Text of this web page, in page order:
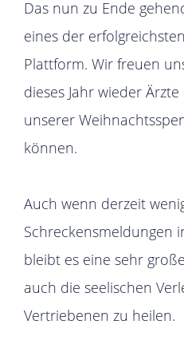
Das nun zu Ende
eines der
Plattform. Wir freuen
dieses Jahr wieder
unserer
können.
Auch wenn derzeit
Schreckensmeldungen
bleibt es eine sehr
auch die seelischen
Vertriebenen zu heilen.